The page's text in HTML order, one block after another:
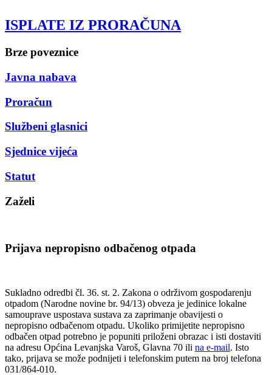
ISPLATE IZ PRORAČUNA
Brze poveznice
Javna nabava
Proračun
Službeni glasnici
Sjednice vijeća
Statut
Zaželi
Prijava nepropisno odbačenog otpada
Sukladno odredbi čl. 36. st. 2. Zakona o održivom gospodarenju
otpadom (Narodne novine br. 94/13) obveza je jedinice lokalne
samouprave uspostava sustava za zaprimanje obavijesti o
nepropisno odbačenom otpadu. Ukoliko primijetite nepropisno
odbačen otpad potrebno je popuniti priloženi obrazac i isti dostaviti
na adresu Općina Levanjska Varoš, Glavna 70 ili na e-mail. Isto
tako, prijava se može podnijeti i telefonskim putem na broj telefona
031/864-010.